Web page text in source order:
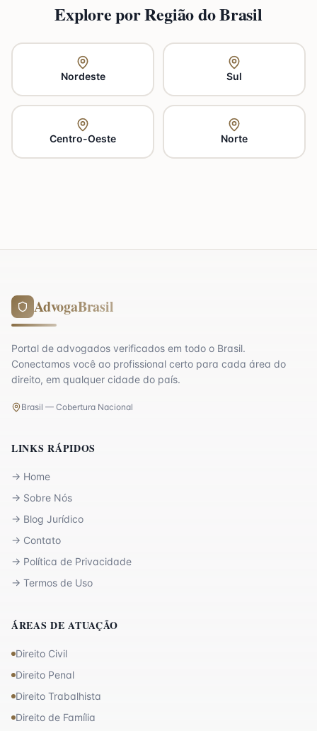
Explore por Região do Brasil
Nordeste Sul
Centro-Oeste Norte
AdvogaBrasil
Portal de advogados verificados em todo o Brasil.
Conectamos você ao profissional certo para cada área do
direito, em qualquer cidade do país.
Brasil — Cobertura Nacional
LINKS RÁPIDOS
→ Home
→ Sobre Nós
→ Blog Jurídico
→ Contato
→ Política de Privacidade
→ Termos de Uso
ÁREAS DE ATUAÇÃO
Direito Civil
Direito Penal
Direito Trabalhista
Direito de Família